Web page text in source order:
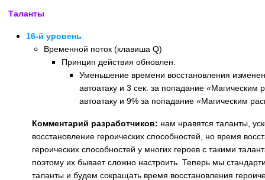
Таланты
16-й уровень
Временной поток (клавиша Q)
Принцип действия обновлен.
Уменьшение времени восстановления
автоатаку и 3 сек. за попадание «Магическим
автоатаку и 9% за попадание «Магическим
Комментарий разработчиков: нам нравятся таланты,
восстановление героических способностей, но время
героических способностей у многих героев с такими
поэтому их бывает сложно настроить. Теперь мы
таланты и будем сокращать время восстановления